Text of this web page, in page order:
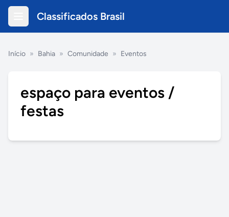
Classificados Brasil
Início » Bahia » Comunidade » Eventos
espaço para eventos /
festas